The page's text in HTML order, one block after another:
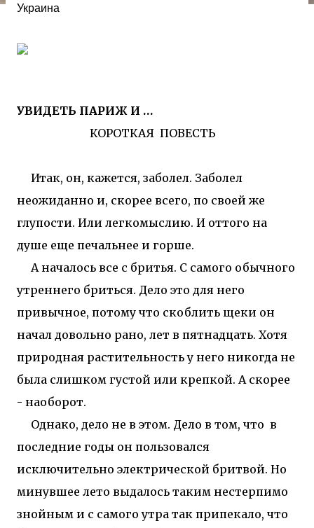
Украина
УВИДЕТЬ ПАРИЖ И …
КОРОТКАЯ ПОВЕСТЬ
Итак, он, кажется, заболел. Заболел
неожиданно и, скорее всего, по своей же
глупости. Или легкомыслию. И оттого на
душе еще печальнее и горше.
А началось все с бритья. С самого обычного
утреннего бриться. Дело это для него
привычное, потому что скоблить щеки он
начал довольно рано, лет в пятнадцать. Хотя
природная растительность у него никогда не
была слишком густой или крепкой. А скорее
- наоборот.
Однако, дело не в этом. Дело в том, что в
последние годы он пользовался
исключительно электрической бритвой. Но
минувшее лето выдалось таким нестерпимо
знойным и с самого утра так припекало, что